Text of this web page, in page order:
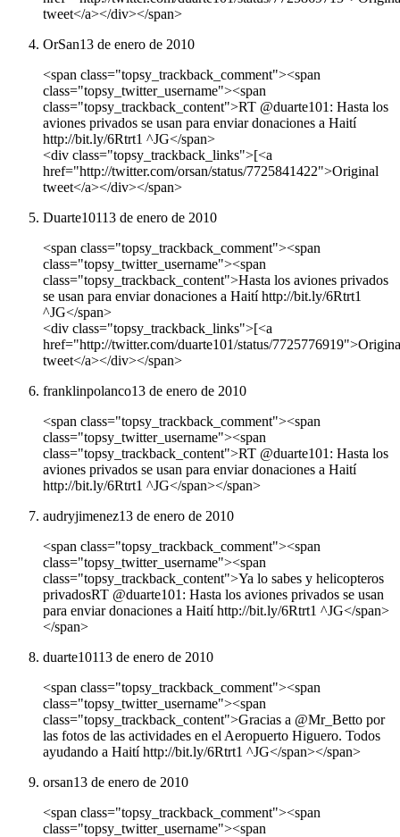
tweet</a></div></span>
OrSan13 de enero de 2010
<span class="topsy_trackback_comment"><span
class="topsy_twitter_username"><span
class="topsy_trackback_content">RT @duarte101: Hasta los
aviones privados se usan para enviar donaciones a Haití
http://bit.ly/6Rtrt1 ^JG</span>
<div class="topsy_trackback_links">[<a
href="http://twitter.com/orsan/status/7725841422">Original
tweet</a></div></span>
Duarte10113 de enero de 2010
<span class="topsy_trackback_comment"><span
class="topsy_twitter_username"><span
class="topsy_trackback_content">Hasta los aviones privados
se usan para enviar donaciones a Haití http://bit.ly/6Rtrt1
^JG</span>
<div class="topsy_trackback_links">[<a
href="http://twitter.com/duarte101/status/
tweet</a></div></span>
franklinpolanco13 de enero de 2010
<span class="topsy_trackback_comment"><span
class="topsy_twitter_username"><span
class="topsy_trackback_content">RT @duarte101: Hasta los
aviones privados se usan para enviar donaciones a Haití
http://bit.ly/6Rtrt1 ^JG</span></span>
audryjimenez13 de enero de 2010
<span class="topsy_trackback_comment"><span
class="topsy_twitter_username"><span
class="topsy_trackback_content">Ya lo sabes y helicopteros
privadosRT @duarte101: Hasta los aviones privados se usan
para enviar donaciones a Haití http://bit.ly/6Rtrt1 ^JG</span>
</span>
duarte10113 de enero de 2010
<span class="topsy_trackback_comment"><span
class="topsy_twitter_username"><span
class="topsy_trackback_content">Gracias a @Mr_Betto por
las fotos de las actividades en el Aeropuerto Higuero. Todos
ayudando a Haití http://bit.ly/6Rtrt1 ^JG</span></span>
orsan13 de enero de 2010
<span class="topsy_trackback_comment"><span
class="topsy_twitter_username"><span